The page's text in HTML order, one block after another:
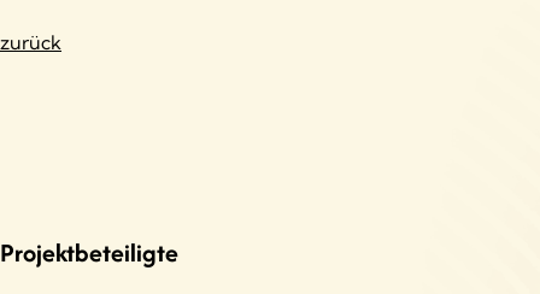
zurück
Projektbeteiligte